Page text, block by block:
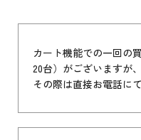
カート機能での一回の
20台）がございますが
その際は直接お電話に